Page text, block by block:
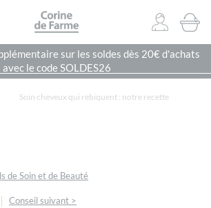
CORINE DE FARME SITE OFFICIEL
0
sur les soldes dès 20€ d'achats
avec le code SOLDES26
Soin cheveux qui rebiquent : notre recette
de Soin et de Beauté
| Conseil suivant >